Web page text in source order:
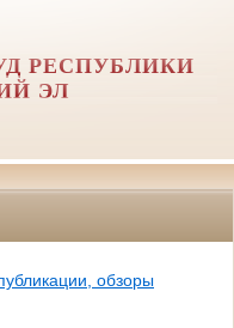
РЕСПУБЛИКИ
ЭЛ
обзоры